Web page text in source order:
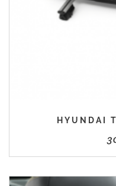
HYUNDAI